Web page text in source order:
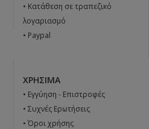
• Κατάθεση σε τραπεζικό
λογαριασμό
• Paypal
ΧΡΉΣΙΜΑ
• Εγγύηση - Επιστροφές
• Συχνές Ερωτήσεις
• Όροι χρήσης